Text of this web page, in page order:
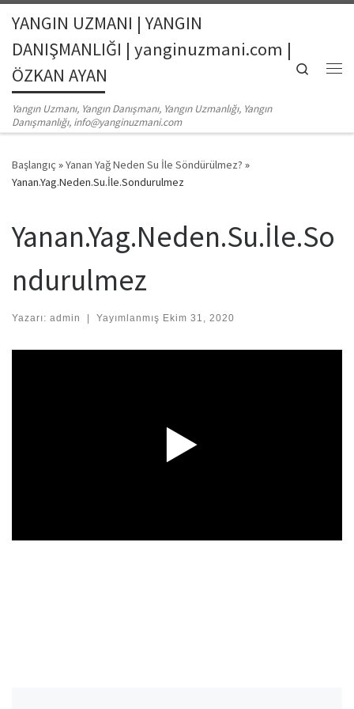
Skip to content
YANGIN UZMANI | YANGIN
DANIŞMANLIĞI | yanginuzmani.com |
ÖZKAN AYAN
Yangın Uzmanı, Yangın Danışmanı, Yangın Uzmanlığı, Yangın
Danışmanlığı, info@yanginuzmani.com
Search
Başlangıç »Yanan Yağ Neden Su İle Söndürülmez? »
Yanan.Yag.Neden.Su.İle.Sondurulmez
Yanan.Yag.Neden.Su.İle.So
ndurulmez
Yazarı: admin | Yayımlanmış Ekim 31, 2020